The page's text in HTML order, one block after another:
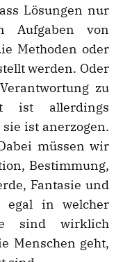
Lösungen nur
Aufgaben von
Methoden oder
werden. Oder
zu
ist allerdings
ist anerzogen.
müssen wir
Bestimmung,
Fantasie und
egal in welcher
sind wirklich
Menschen geht,